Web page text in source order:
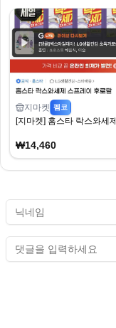
지마켓 펨코
[지마켓] 홈스타 락스와세
₩14,460